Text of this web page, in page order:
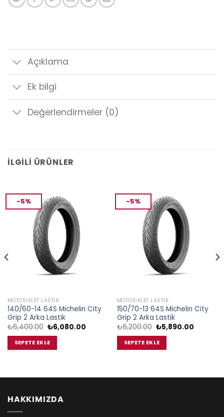
Açıklama
Ek bilgi
Değerlendirmeler (0)
İLGILI ÜRÜNLER
-5%
MOTOSIKLET LASTIK
140/60-14 64S Michelin City
Grip 2 Arka Lastik
₺6,400.00 Orijinal
fiyat:
₺6,400.00.
₺6,080.00Şu
SEPETE EKLE
-5%
MOTOSIKLET LASTIK
150/70-13 64S Michelin City
Grip 2 Arka Lastik
₺6,200.00 Orijinal
fiyat:
₺6,200.00.
₺5,890.00Şu
SEPETE EKLE
HAKKIMIZDA